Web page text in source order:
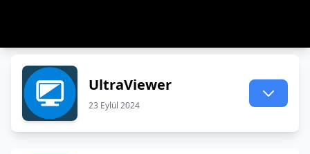
UltraViewer
23 Eylül 2024